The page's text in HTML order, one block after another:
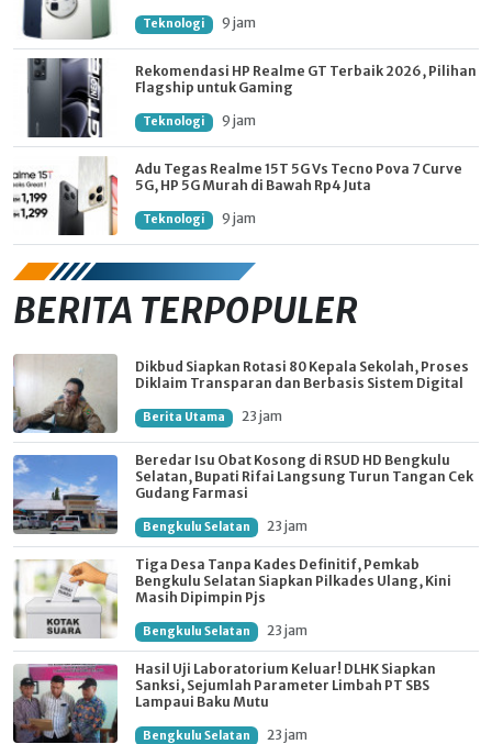
Teknologi 9 jam
Rekomendasi HP Realme GT Terbaik 2026, Pilihan
Flagship untuk Gaming
Teknologi 9 jam
Adu Tegas Realme 15T 5G Vs Tecno Pova 7 Curve
5G, HP 5G Murah di Bawah Rp4 Juta
Teknologi 9 jam
BERITA TERPOPULER
Dikbud Siapkan Rotasi 80 Kepala Sekolah, Proses
Diklaim Transparan dan Berbasis Sistem Digital
Berita Utama 23 jam
Beredar Isu Obat Kosong di RSUD HD Bengkulu
Selatan, Bupati Rifai Langsung Turun Tangan Cek
Gudang Farmasi
Bengkulu Selatan 23 jam
Tiga Desa Tanpa Kades Definitif, Pemkab
Bengkulu Selatan Siapkan Pilkades Ulang, Kini
Masih Dipimpin Pjs
Bengkulu Selatan 23 jam
Hasil Uji Laboratorium Keluar! DLHK Siapkan
Sanksi, Sejumlah Parameter Limbah PT SBS
Lampaui Baku Mutu
Bengkulu Selatan 23 jam